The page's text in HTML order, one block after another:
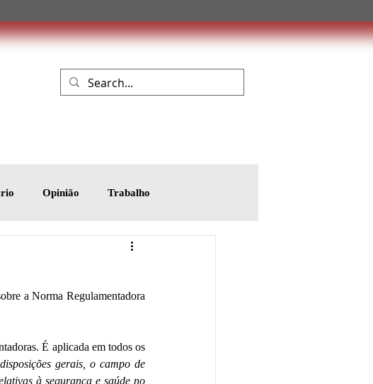
Opinião Trabalho
a Norma Regulamentadora
É aplicada em todos os
gerais, o campo de
à segurança e saúde no